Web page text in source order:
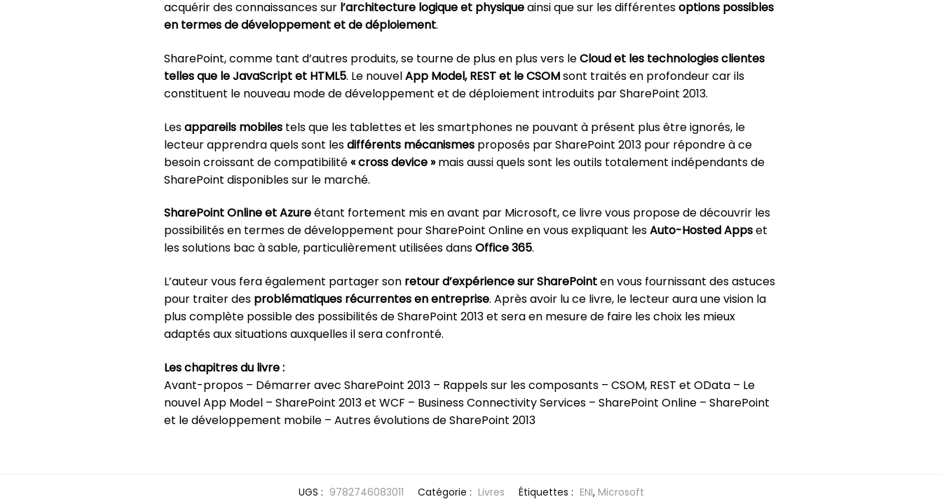
acquérir des connaissances sur l’architecture logique et physiqueainsi que sur les différentesoptions possibles
en termes de développement et de déploiement.
SharePoint, comme tant d’autres produits, se tourne de plus en plus vers leCloud et les technologies clientes
telles que le JavaScript et HTML5. Le nouvelApp Model, REST et le CSOMsont traités en profondeur car ils
constituent le nouveau mode de développement et de déploiement introduits par SharePoint 2013.
Lesappareils mobilestels que les tablettes et les smartphones ne pouvant à présent plus être ignorés, le
lecteur apprendra quels sont lesdifférents mécanismesproposés par SharePoint 2013 pour répondre à ce
besoin croissant de compatibilité« cross device »mais aussi quels sont les outils totalement indépendants de
SharePoint disponibles sur le marché.
SharePoint Online et Azureétant fortement mis en avant par Microsoft, ce livre vous propose de découvrir les
possibilités en termes de développement pour SharePoint Online en vous expliquant lesAuto-Hosted Appset
les solutions bac à sable, particulièrement utilisées dansOffice 365.
L’auteur vous fera également partager son retour d’expérience sur SharePointen vous fournissant des astuces
pour traiter des problématiques récurrentes en entreprise. Après avoir lu ce livre, le lecteur aura une vision la
plus complète possible des possibilités de SharePoint 2013 et sera en mesure de faire les choix les mieux
adaptés aux situations auxquelles il sera confronté.
Les chapitres du livre :
Avant-propos – Démarrer avec SharePoint 2013 – Rappels sur les composants – CSOM, REST et OData – Le
nouvel App Model – SharePoint 2013 et WCF – Business Connectivity Services – SharePoint Online – SharePoint
et le développement mobile – Autres évolutions de SharePoint 2013
UGS : 9782746083011 Catégorie : Livres Étiquettes : ENI, Microsoft